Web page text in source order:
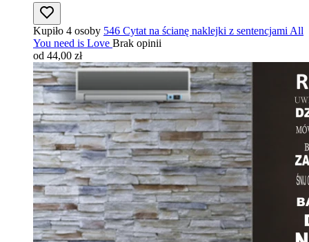
Kupiło 4 osoby 546 Cytat na ścianę naklejki z sentencjami All
You need is Love Brak opinii
od 44,00 zł